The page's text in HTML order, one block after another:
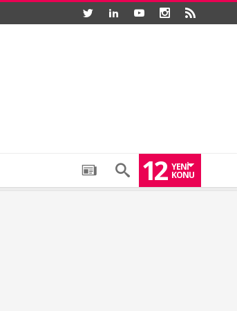
12 YENI
KONU